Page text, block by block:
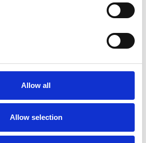
Allow all
Allow selection
kunt u via onderstaand
Wij streven ernaar uw bericht
beantwoorden.
*